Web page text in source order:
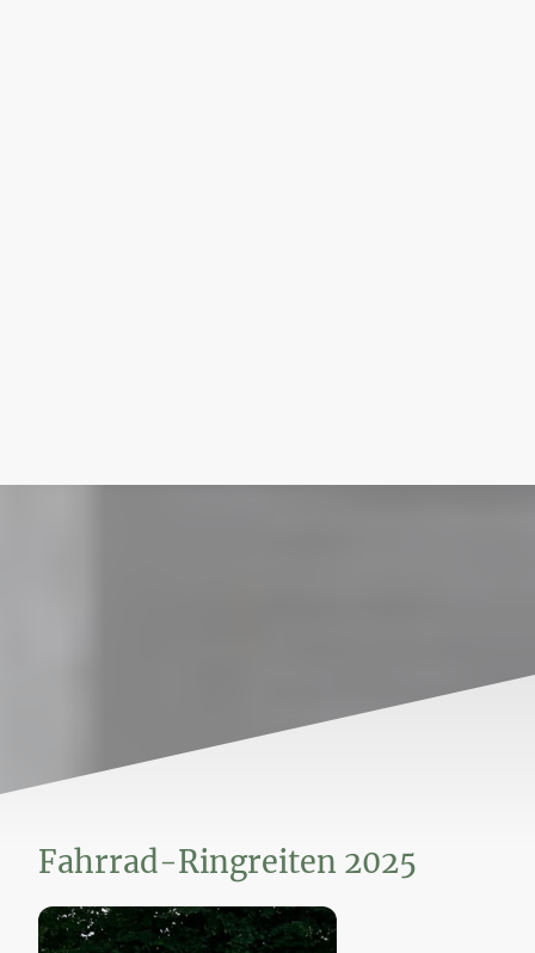
Fahrrad-Ringreiten 2025